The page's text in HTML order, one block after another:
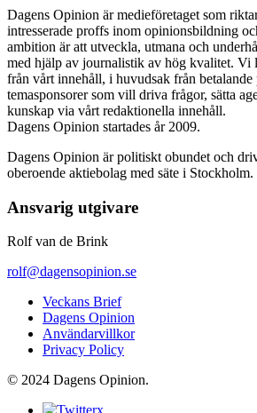
Dagens Opinion är medieföretaget som
intresserade proffs inom opinionsbildning
ambition är att utveckla, utmana och
med hjälp av journalistik av hög kvalitet. Vi
från vårt innehåll, i huvudsak från betalande
temasponsorer som vill driva frågor, sätta
kunskap via vårt redaktionella innehåll.
Dagens Opinion startades år 2009.
Dagens Opinion är politiskt obundet och
oberoende aktiebolag med säte i Stockholm.
Ansvarig utgivare
Rolf van de Brink
rolf@dagensopinion.se
Veckans Brief
Dagens Opinion
Användarvillkor
Privacy Policy
© 2024 Dagens Opinion.